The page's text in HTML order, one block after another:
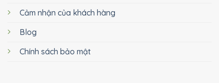
Cảm nhận của khách hàng
Blog
Chính sách bảo mật